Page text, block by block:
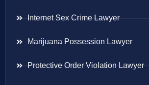
Internet Sex Crime Lawyer
Marijuana Possession Lawyer
Protective Order Violation Lawyer